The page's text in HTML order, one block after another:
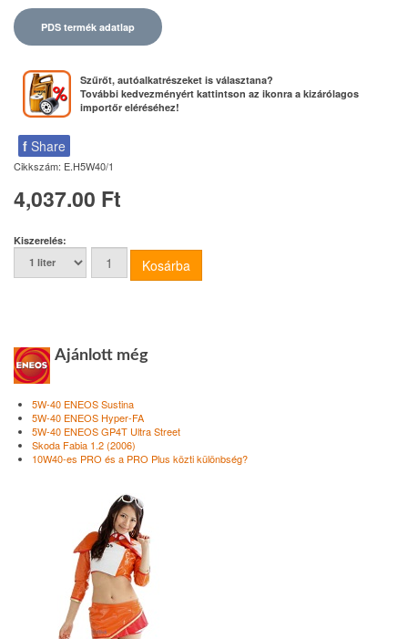
PDS termék adatlap
Szűrőt, autóalkatrészeket is választana?
További kedvezményért kattintson az ikonra a kizárólagos
importőr eléréséhez!
f Share
Cikkszám: E.H5W40/1
4,037.00 Ft
Kiszerelés:
Ajánlott még
5W-40 ENEOS Sustina
5W-40 ENEOS Hyper-FA
5W-40 ENEOS GP4T Ultra Street
Skoda Fabia 1.2 (2006)
10W40-es PRO és a PRO Plus közti különbség?